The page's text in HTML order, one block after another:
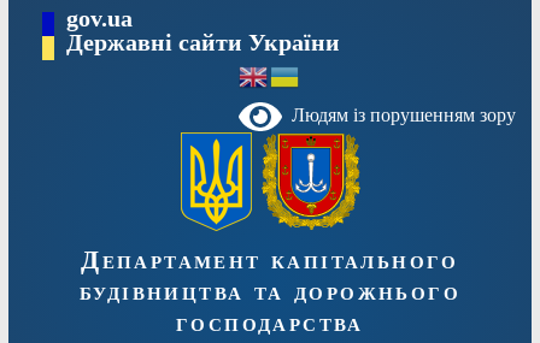
Перейтиgov.ua
Державні сайти України
Людям із порушенням зору
Департамент капітального
будівництва та дорожнього
господарства